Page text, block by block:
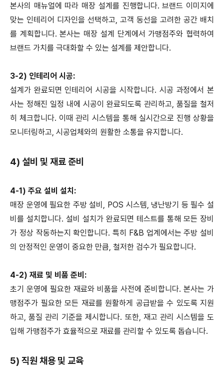
본사의 매뉴얼에 따라 매장 설계를 진행합니다. 브랜드 이미지에
맞는 인테리어 디자인을 선택하고, 고객 동선을 고려한 공간 배치
를 계획합니다. 본사는 매장 설계 단계에서 가맹점주와 협력하여
브랜드 가치를 극대화할 수 있는 설계를 제안합니다.
3-2) 인테리어 시공:
설계가 완료되면 인테리어 시공을 시작합니다. 시공 과정에서 본
사는 정해진 일정 내에 시공이 완료되도록 관리하고, 품질을 철저
히 체크합니다. 이때 관리 시스템을 통해 실시간으로 진행 상황을
모니터링하고, 시공업체와의 원활한 소통을 유지합니다.
4) 설비 및 재료 준비
4-1) 주요 설비 설치:
매장 운영에 필요한 주방 설비, POS 시스템, 냉난방기 등 필수 설
비를 설치합니다. 설비 설치가 완료되면 테스트를 통해 모든 장비
가 정상 작동하는지 확인합니다. 특히 F&B 업계에서는 주방 설비
의 안정적인 운영이 중요한 만큼, 철저한 검수가 필요합니다.
4-2) 재료 및 비품 준비:
초기 운영에 필요한 재료와 비품을 사전에 준비합니다. 본사는 가
맹점주가 필요한 모든 재료를 원활하게 공급받을 수 있도록 지원
하고, 품질 관리 기준을 제시합니다. 또한, 재고 관리 시스템을 도
입해 가맹점주가 효율적으로 재료를 관리할 수 있도록 돕습니다.
5) 직원 채용 및 교육